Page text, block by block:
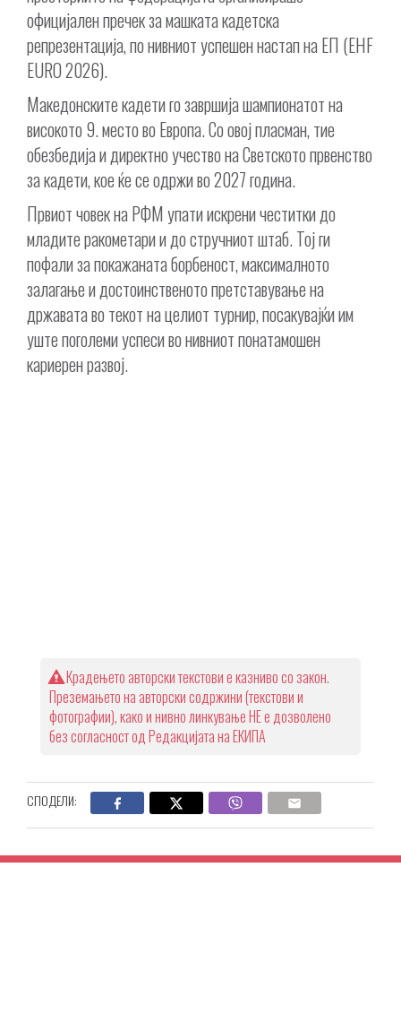
официјален пречек за машката кадетска
репрезентација, по нивниот успешен настап на ЕП (EHF
EURO 2026).
Македонските кадети го завршија шампионатот на
високото 9. место во Европа. Со овој пласман, тие
обезбедија и директно учество на Светското првенство
за кадети, кое ќе се одржи во 2027 година.
Првиот човек на РФМ упати искрени честитки до
младите ракометари и до стручниот штаб. Тој ги
пофали за покажаната борбеност, максималното
залагање и достоинственото претставување на
државата во текот на целиот турнир, посакувајќи им
уште поголеми успеси во нивниот понатамошен
кариерен развој.
Крадењето авторски текстови е казниво со закон.
Преземањето на авторски содржини (текстови и
фотографии), како и нивно линкување НЕ е дозволено
без согласност од Редакцијата на ЕКИПА
СПОДЕЛИ: